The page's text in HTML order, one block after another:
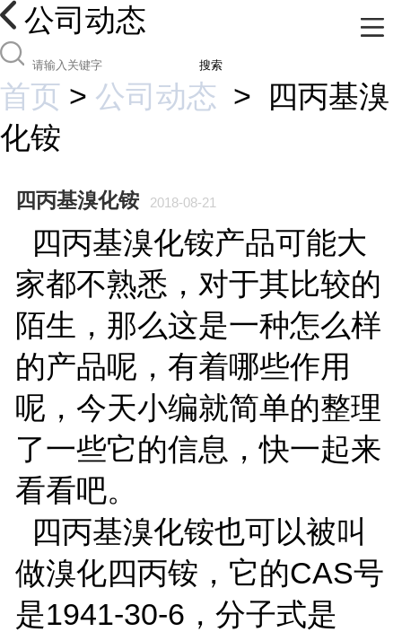
公司动态
搜索
首页 > 公司动态 >
四丙基溴
化铵
四丙基溴化铵 2018-08-21
四丙基溴化铵产品可能大
家都不熟悉，对于其比较的
陌生，那么这是一种怎么样
的产品呢，有着哪些作用
呢，今天小编就简单的整理
了一些它的信息，快一起来
看看吧。
四丙基溴化铵也可以被叫
做溴化四丙铵，它的CAS号
是1941-30-6，分子式是